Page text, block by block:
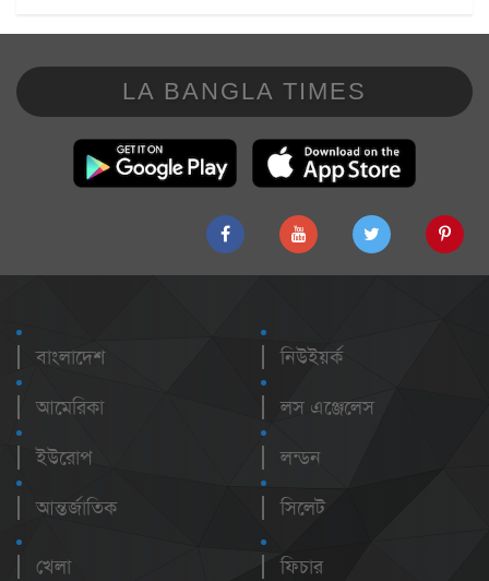
LA BANGLA TIMES
বাংলাদেশ
আমেরিকা
ইউরোপ
আন্তর্জাতিক
নিউইয়র্ক
লস এঞ্জেলেস
লন্ডন
সিলেট
খেলা
ফিচার